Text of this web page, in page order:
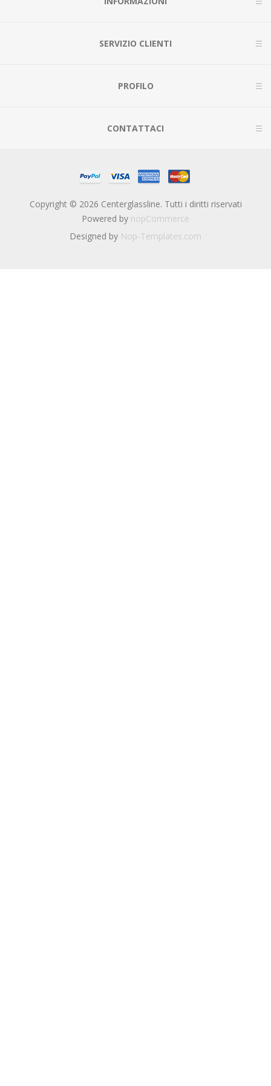
SERVIZIO CLIENTI
PROFILO
CONTATTACI
Copyright © 2026 Centerglassline. Tutti i diritti riservati
Powered by nopCommerce
Designed by Nop-Templates.com